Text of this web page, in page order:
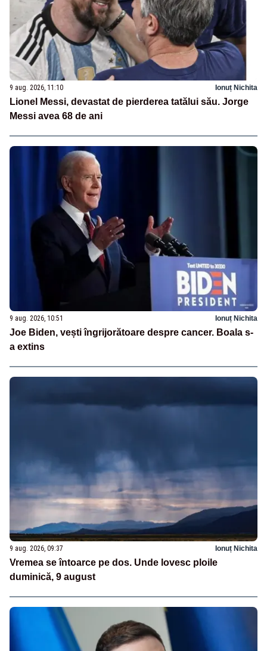
9 aug. 2026, 11:10 Ionuț Nichita
Lionel Messi, devastat de pierderea tatălui său. Jorge
Messi avea 68 de ani
9 aug. 2026, 10:51 Ionuț Nichita
Joe Biden, vești îngrijorătoare despre cancer. Boala s-
a extins
9 aug. 2026, 09:37 Ionuț Nichita
Vremea se întoarce pe dos. Unde lovesc ploile
duminică, 9 august